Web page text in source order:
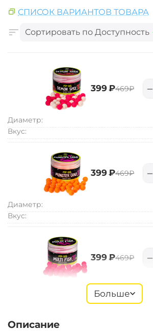
СПИСОК ВАРИАНТОВ ТОВАРА
Сортировать по Доступность
‍399‍ ₽‍469‍₽ −
Диаметр:
Вкус:
‍399‍ ₽‍469‍₽ −
Диаметр:
Вкус:
‍399‍ ₽‍469‍₽ −
Больше
Описание